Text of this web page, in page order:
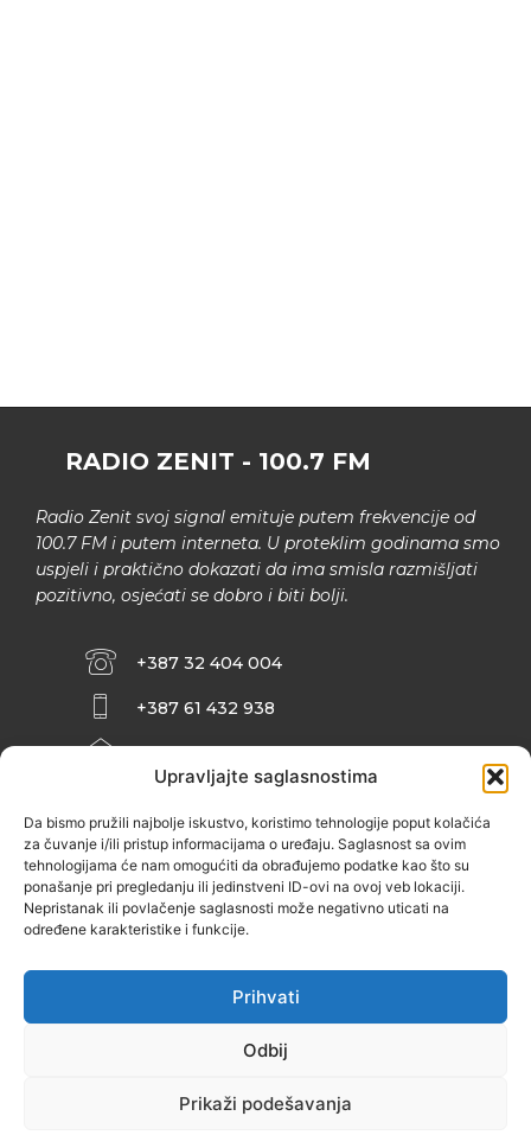
Upravljajte saglasnostima
Da bismo pružili najbolje iskustvo, koristimo tehnologije poput kolačića
za čuvanje i/ili pristup informacijama o uređaju. Saglasnost sa ovim
tehnologijama će nam omogućiti da obrađujemo podatke kao što su
ponašanje pri pregledanju ili jedinstveni ID-ovi na ovoj veb lokaciji.
Nepristanak ili povlačenje saglasnosti može negativno uticati na
određene karakteristike i funkcije.
Prihvati
Odbij
Prikaži podešavanja
RADIO ZENIT - 100.7 FM
Radio Zenit svoj signal emituje putem frekvencije od
100.7 FM i putem interneta. U proteklim godinama smo
uspjeli i praktično dokazati da ima smisla razmišljati
pozitivno, osjećati se dobro i biti bolji.
+387 32 404 004
+387 61 432 938
INFO@ZENIT.BA
ZENIČANKA, 3. SPRAT), 72000 ZENICA